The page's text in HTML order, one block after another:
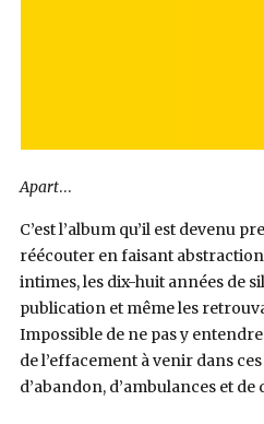
Apart…
C’est l’album qu’il est devenu
réécouter en faisant
intimes, les dix-huit années de
publication et même les
Impossible de ne pas y
de l’effacement à venir dans
d’abandon, d’ambulances et de